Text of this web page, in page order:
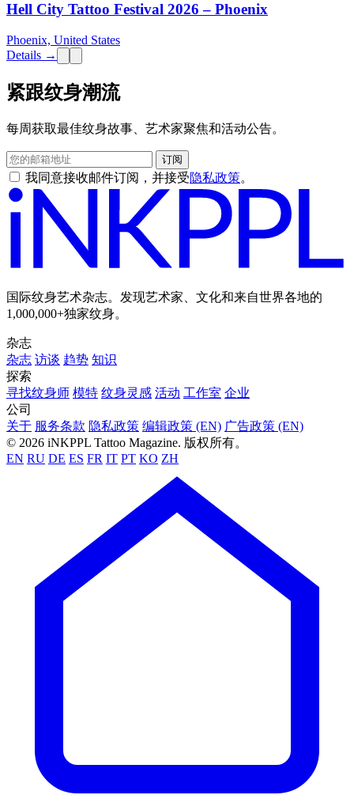
Hell City Tattoo Festival 2026 – Phoenix
Phoenix, United States
Details →
紧跟纹身潮流
每周获取最佳纹身故事、艺术家聚焦和活动公告。
订阅
我同意接收邮件订阅，并接受隐私政策。
国际纹身艺术杂志。发现艺术家、文化和来自世界各地的
1,000,000+独家纹身。
杂志
杂志 访谈 趋势 知识
探索
寻找纹身师 模特 纹身灵感 活动 工作室 企业
公司
关于 服务条款 隐私政策 编辑政策 (EN) 广告政策 (EN)
© 2026 iNKPPL Tattoo Magazine. 版权所有。
EN RU DE ES FR IT PT KO ZH